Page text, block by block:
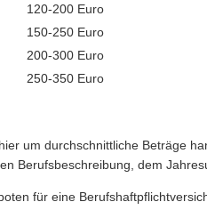
120-200 Euro
150-250 Euro
200-300 Euro
250-350 Euro
um durchschnittliche Beträge
Berufsbeschreibung, dem
für eine